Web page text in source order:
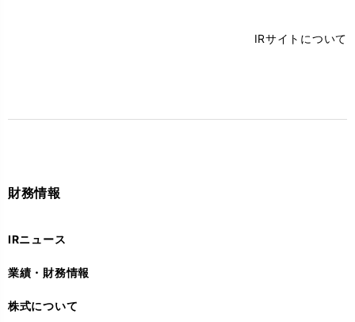
IRサイトについて
財務情報
IRニュース
業績・財務情報
株式について